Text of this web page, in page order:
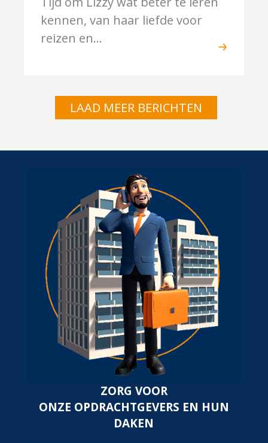
kennen, van haar liefde voor
reizen en...
LAAD MEER BERICHTEN
ZORG VOOR
ONZE OPDRACHTGEVERS EN HUN
DAKEN